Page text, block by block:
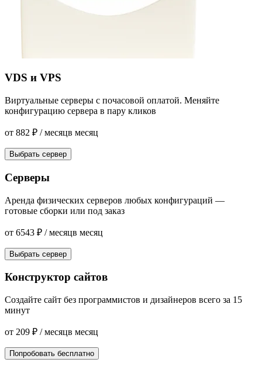
VDS и VPS
Виртуальные серверы с почасовой оплатой. Меняйте
конфигурацию сервера в пару кликов
от 882 ₽ / месяцв месяц
Выбрать сервер
Серверы
Аренда физических серверов любых конфигураций —
готовые сборки или под заказ
от 6543 ₽ / месяцв месяц
Выбрать сервер
Конструктор сайтов
Создайте сайт без программистов и дизайнеров всего за 15
минут
от 209 ₽ / месяцв месяц
Попробовать бесплатно